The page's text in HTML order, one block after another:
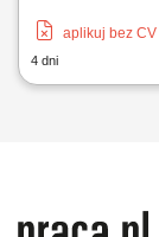
aplikuj bez CV
4 dni